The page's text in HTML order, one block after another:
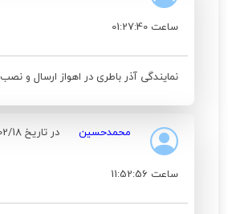
ساعت 01:27:40
نمایندگی آذر باطری در اهواز ارسال و
محمدحسین در تاریخ 1403/02/18
ساعت 11:52:56